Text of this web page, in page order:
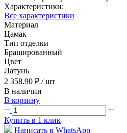
Характеристики:
Все характеристики
Материал
Цамак
Тип отделки
Брашированный
Цвет
Латунь
2 358.90 ₽ / шт
В наличии
В корзину
Купить в 1 клик
Написать в WhatsApp